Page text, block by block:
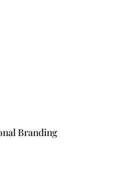
Branding